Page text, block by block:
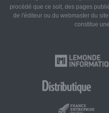
procédé que ce soit, des pages
de l'éditeur ou du webmaster du
constitue